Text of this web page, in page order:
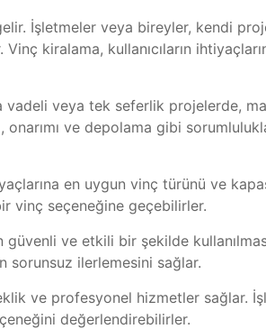
İşletmeler veya bireyler, kendi
kiralama, kullanıcıların
veya tek seferlik projelerde,
ve depolama gibi
en uygun vinç türünü ve
vinç seçeneğine geçebilirler.
ve etkili bir şekilde
sorunsuz ilerlemesini sağlar.
ve profesyonel hizmetler sağlar.
değerlendirebilirler.